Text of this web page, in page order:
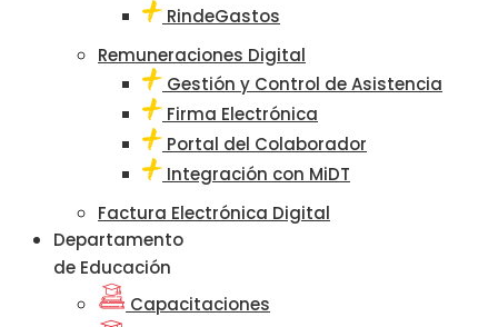
RindeGastos
Remuneraciones Digital
Gestión y Control de Asistencia
Firma Electrónica
Portal del Colaborador
Integración con MiDT
Factura Electrónica Digital
Departamento
de Educación
Capacitaciones